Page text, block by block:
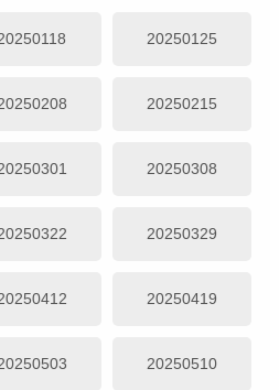
20250125
20250215
20250308
20250329
20250419
20250510